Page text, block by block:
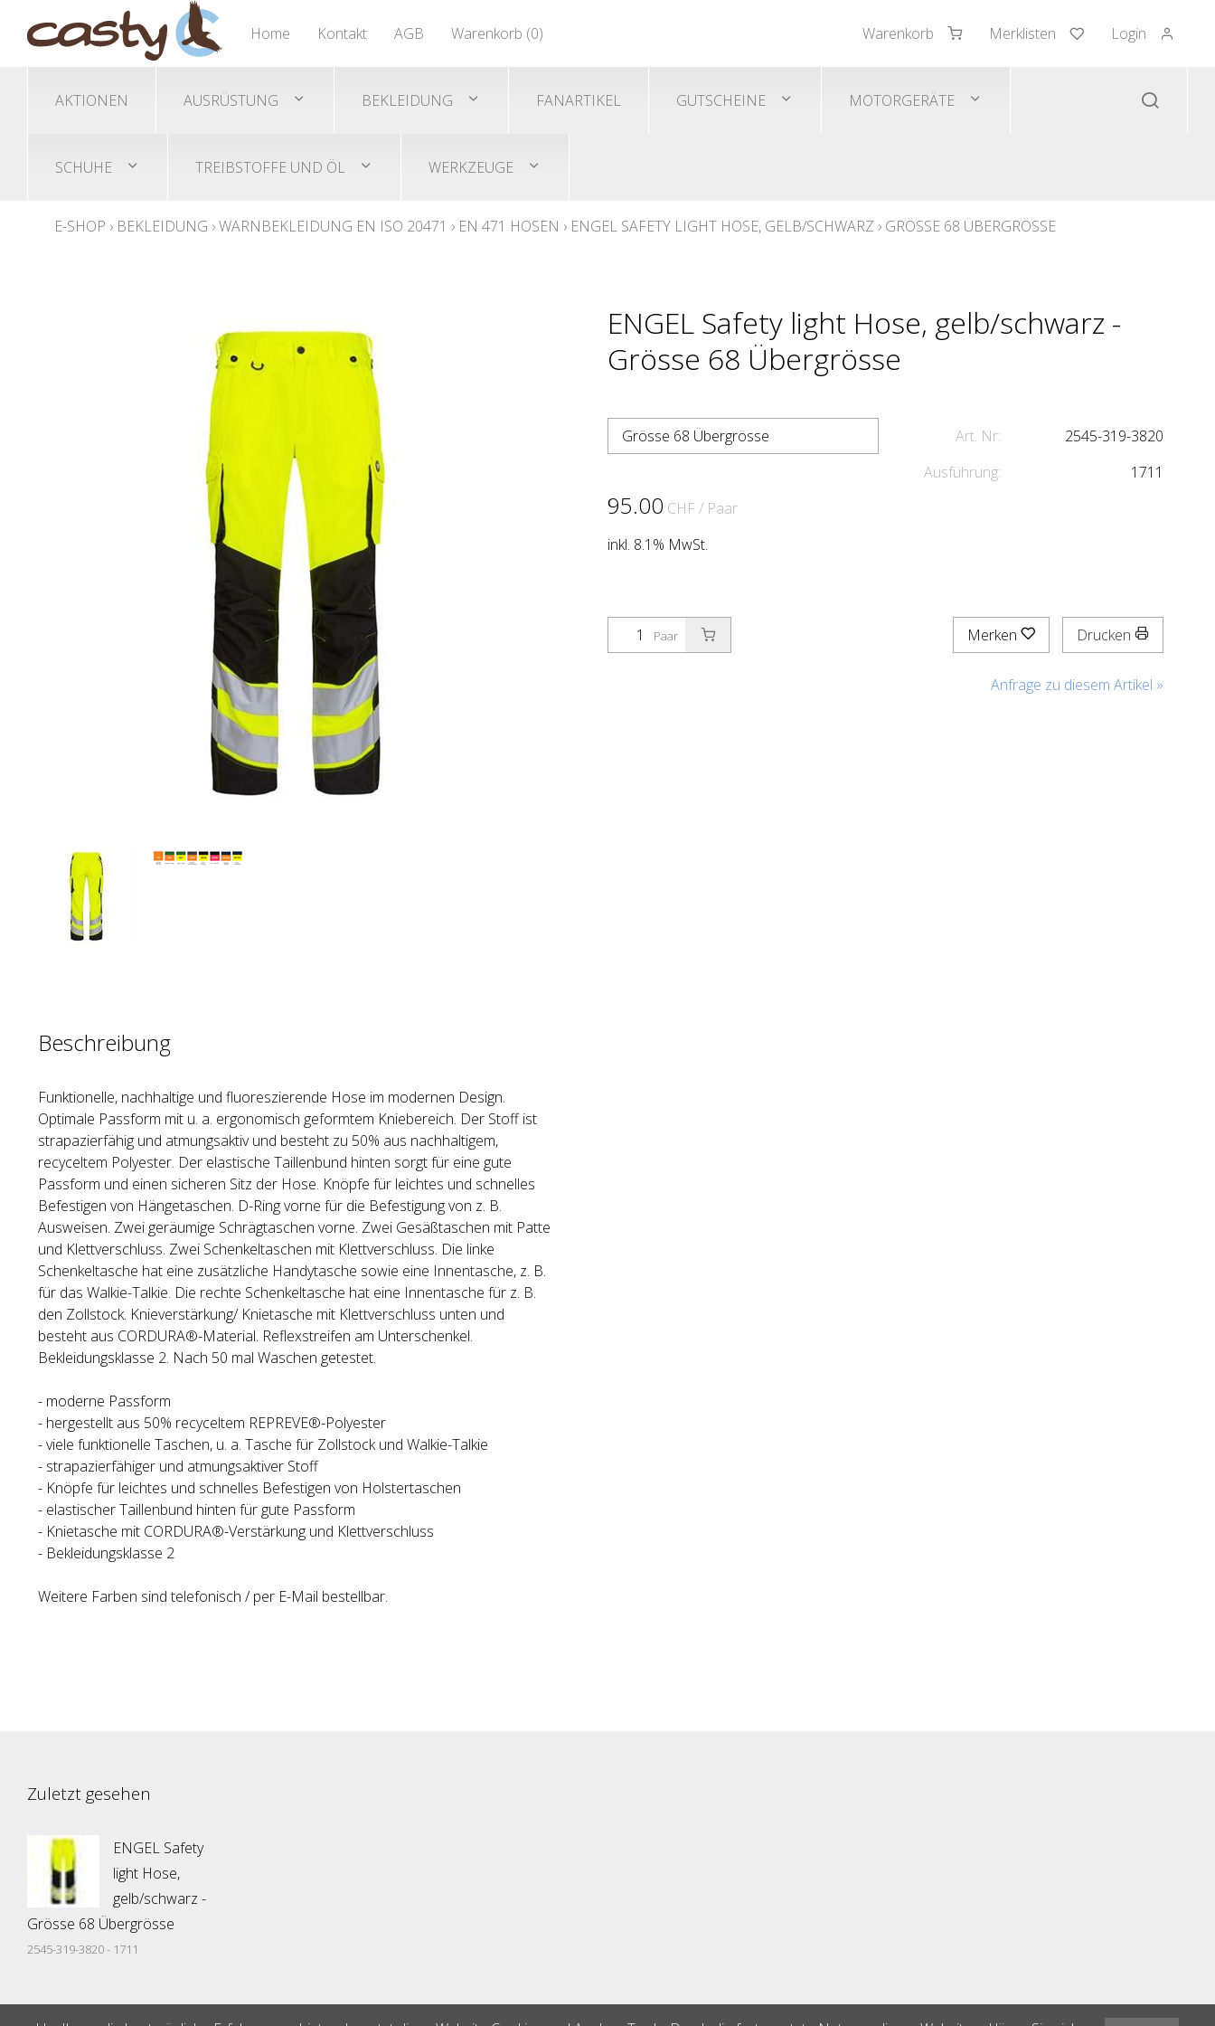
Warenkorb Merklisten Login
Home Kontakt AGB Warenkorb (0)
AKTIONEN AUSRÜSTUNG
Gehörschutz
Helme/Helmset
BEKLEIDUNG FANARTIKEL GUTSCHEINE MOTORGERÄTE
Trimmer/Freischneidegeräte
Akku-Trimmer
SCHUHE
Übersicht
TREIBSTOFFE UND ÖL
Übersicht
WERKZEUGE
Übersicht
E-SHOP › BEKLEIDUNG ›WARNBEKLEIDUNG EN ISO 20471 › EN 471 HOSEN › ENGEL SAFETY LIGHT HOSE, GELB/SCHWARZ › GRÖSSE 68 ÜBERGRÖSSE
ENGEL Safety light Hose, gelb/schwarz -
Grösse 68 Übergrösse
Grösse 68 Übergrösse
95.00 CHF / Paar
inkl. 8.1% MwSt.
Art. Nr:
2545-319-3820
Ausführung:
1711
Paar Merken Drucken
Anfrage zu diesem Artikel »
Beschreibung
Funktionelle, nachhaltige und fluoreszierende Hose im modernen Design.
Optimale Passform mit u. a. ergonomisch geformtem Kniebereich. Der Stoff ist
strapazierfähig und atmungsaktiv und besteht zu 50% aus nachhaltigem,
recyceltem Polyester. Der elastische Taillenbund hinten sorgt für eine gute
Passform und einen sicheren Sitz der Hose. Knöpfe für leichtes und schnelles
Befestigen von Hängetaschen. D-Ring vorne für die Befestigung von z. B.
Ausweisen. Zwei geräumige Schrägtaschen vorne. Zwei Gesäßtaschen mit Patte
und Klettverschluss. Zwei Schenkeltaschen mit Klettverschluss. Die linke
Schenkeltasche hat eine zusätzliche Handytasche sowie eine Innentasche, z. B.
für das Walkie-Talkie. Die rechte Schenkeltasche hat eine Innentasche für z. B.
den Zollstock. Knieverstärkung/ Knietasche mit Klettverschluss unten und
besteht aus CORDURA®-Material. Reflexstreifen am Unterschenkel.
Bekleidungsklasse 2. Nach 50 mal Waschen getestet.
- moderne Passform
- hergestellt aus 50% recyceltem REPREVE®-Polyester
- viele funktionelle Taschen, u. a. Tasche für Zollstock und Walkie-Talkie
- strapazierfähiger und atmungsaktiver Stoff
- Knöpfe für leichtes und schnelles Befestigen von Holstertaschen
- elastischer Taillenbund hinten für gute Passform
- Knietasche mit CORDURA®-Verstärkung und Klettverschluss
- Bekleidungsklasse 2
Weitere Farben sind telefonisch / per E-Mail bestellbar.
Zuletzt gesehen
ENGEL Safety
light Hose,
gelb/schwarz -
Grösse 68 Übergrösse
2545-319-3820 - 1711